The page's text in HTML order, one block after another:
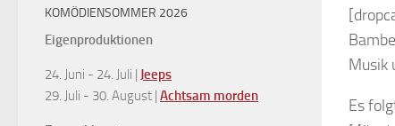
Musik
Es
KOMÖDIENSOMMER 2026
Eigenproduktionen
24. Juni - 24. Juli | Jeeps
29. Juli - 30. August | Achtsam morden